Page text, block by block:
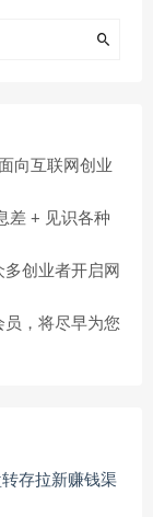
向互联网创业
差 + 见识各种
创业者开启网
，将尽早为您
存拉新赚钱渠